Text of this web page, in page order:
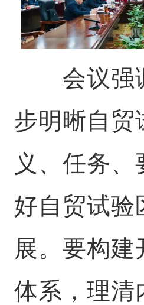
会议强
步明晰自贸
义、任务、
好自贸试验
展。要构建
体系，理清